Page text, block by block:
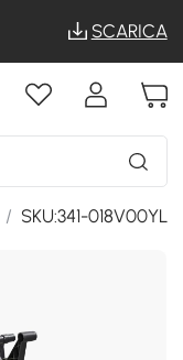
SCARICA
/ SKU:341-018V00YL